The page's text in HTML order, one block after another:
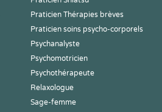
Praticien Thérapies brèves
Praticien soins psycho-corporels
Psychanalyste
Psychomotricien
Psychothérapeute
Relaxologue
Sage-femme